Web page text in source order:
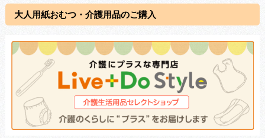
大人用紙おむつ・介護用品のご購入